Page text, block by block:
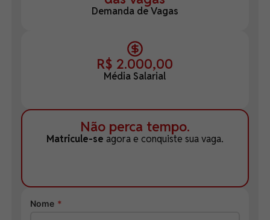
Demanda de Vagas
R$ 2.000,00
Média Salarial
Não perca tempo.
Matricule-se agora e conquiste sua vaga.
Nome *